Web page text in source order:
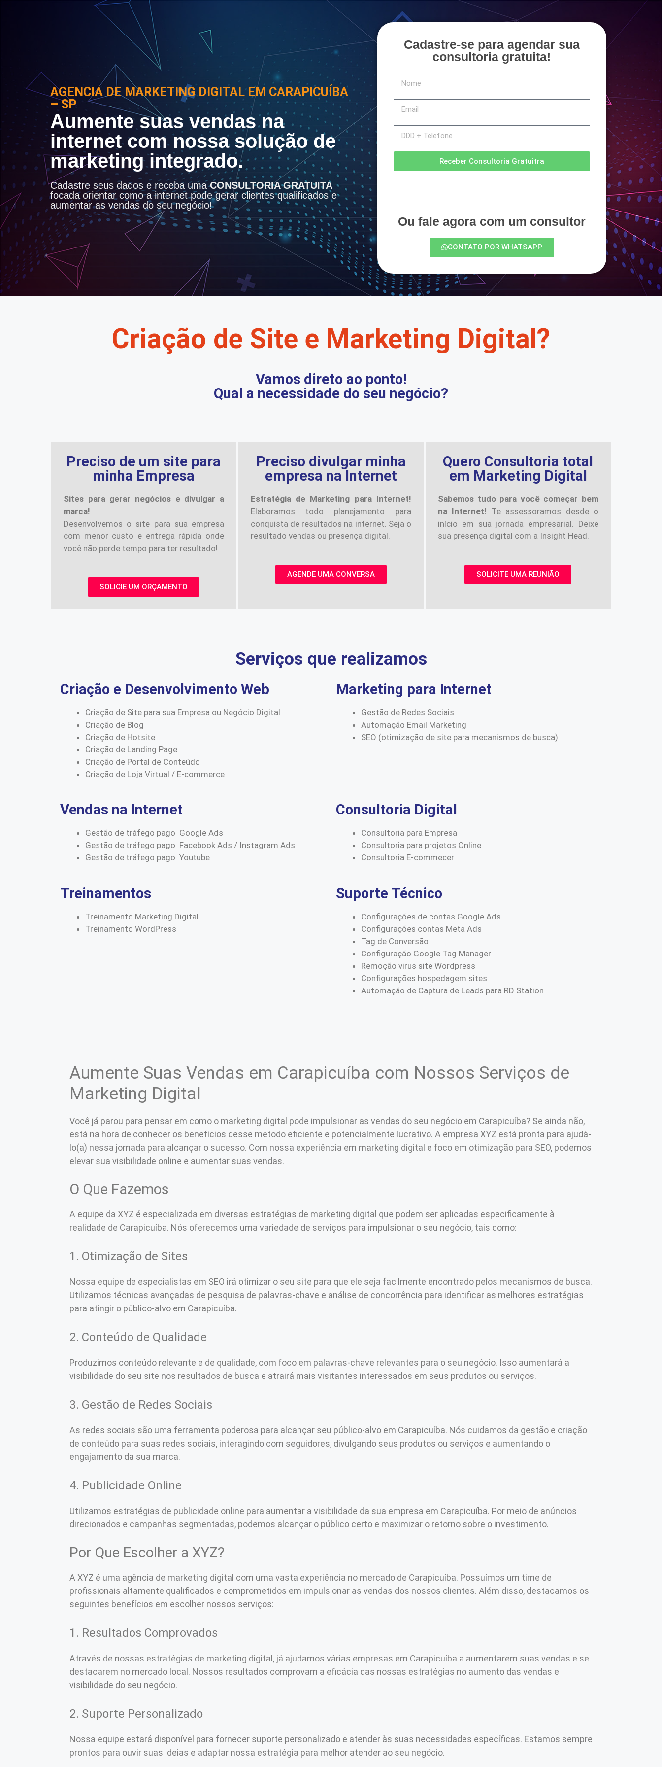
AGENCIA DE MARKETING DIGITAL EM CARAPICUÍBA
– SP
Aumente suas vendas na
internet com nossa solução de
marketing integrado.
Cadastre seus dados e receba umaCONSULTORIA GRATUITA
focada orientar como a internet pode gerar clientes qualificados e
aumentar as vendas do seu negócio!
Cadastre-se para agendar sua
consultoria gratuita!
Receber Consultoria Gratuitra
Ou fale agora com um consultor
CONTATO POR WHATSAPP
Criação de Site e Marketing Digital?
Vamos direto ao ponto!
Qual a necessidade do seu negócio?
Preciso de um site para
minha Empresa
Sites para gerar negócios e divulgar a
marca!
Desenvolvemos o site para sua empresa
com menor custo e entrega rápida onde
você não perde tempo para ter resultado!
SOLICIE UM ORÇAMENTO
Preciso divulgar minha
empresa na Internet
Estratégia de Marketing para Internet!
Elaboramos todo planejamento para
conquista de resultados na internet. Seja o
resultado vendas ou presença digital.
AGENDE UMA CONVERSA
Quero Consultoria total
em Marketing Digital
Sabemos tudo para você começar bem
na Internet! Te assessoramos desde o
início em sua jornada empresarial. Deixe
sua presença digital com a Insight Head.
SOLICITE UMA REUNIÃO
Serviços que realizamos
Criação e Desenvolvimento Web
Criação de Site para sua Empresa ou Negócio Digital
Criação de Blog
Criação de Hotsite
Criação de Landing Page
Criação de Portal de Conteúdo
Criação de Loja Virtual / E-commerce
Marketing para Internet
Gestão de Redes Sociais
Automação Email Marketing
SEO (otimização de site para mecanismos de busca)
Vendas na Internet
Gestão de tráfego pago Google Ads
Gestão de tráfego pago Facebook Ads / Instagram Ads
Gestão de tráfego pago Youtube
Consultoria Digital
Consultoria para Empresa
Consultoria para projetos Online
Consultoria E-commecer
Treinamentos
Treinamento Marketing Digital
Treinamento WordPress
Suporte Técnico
Configurações de contas Google Ads
Configurações contas Meta Ads
Tag de Conversão
Configuração Google Tag Manager
Remoção virus site Wordpress
Configurações hospedagem sites
Automação de Captura de Leads para RD Station
Aumente Suas Vendas em Carapicuíba com Nossos Serviços de
Marketing Digital
Você já parou para pensar em como o marketing digital pode impulsionar as vendas do seu negócio em Carapicuíba? Se ainda não,
está na hora de conhecer os benefícios desse método eficiente e potencialmente lucrativo. A empresa XYZ está pronta para ajudá-
lo(a) nessa jornada para alcançar o sucesso. Com nossa experiência em marketing digital e foco em otimização para SEO, podemos
elevar sua visibilidade online e aumentar suas vendas.
O Que Fazemos
A equipe da XYZ é especializada em diversas estratégias de marketing digital que podem ser aplicadas especificamente à
realidade de Carapicuíba. Nós oferecemos uma variedade de serviços para impulsionar o seu negócio, tais como:
1. Otimização de Sites
Nossa equipe de especialistas em SEO irá otimizar o seu site para que ele seja facilmente encontrado pelos mecanismos de busca.
Utilizamos técnicas avançadas de pesquisa de palavras-chave e análise de concorrência para identificar as melhores estratégias
para atingir o público-alvo em Carapicuíba.
2. Conteúdo de Qualidade
Produzimos conteúdo relevante e de qualidade, com foco em palavras-chave relevantes para o seu negócio. Isso aumentará a
visibilidade do seu site nos resultados de busca e atrairá mais visitantes interessados em seus produtos ou serviços.
3. Gestão de Redes Sociais
As redes sociais são uma ferramenta poderosa para alcançar seu público-alvo em Carapicuíba. Nós cuidamos da gestão e criação
de conteúdo para suas redes sociais, interagindo com seguidores, divulgando seus produtos ou serviços e aumentando o
engajamento da sua marca.
4. Publicidade Online
Utilizamos estratégias de publicidade online para aumentar a visibilidade da sua empresa em Carapicuíba. Por meio de anúncios
direcionados e campanhas segmentadas, podemos alcançar o público certo e maximizar o retorno sobre o investimento.
Por Que Escolher a XYZ?
A XYZ é uma agência de marketing digital com uma vasta experiência no mercado de Carapicuíba. Possuímos um time de
profissionais altamente qualificados e comprometidos em impulsionar as vendas dos nossos clientes. Além disso, destacamos os
seguintes benefícios em escolher nossos serviços:
1. Resultados Comprovados
Através de nossas estratégias de marketing digital, já ajudamos várias empresas em Carapicuíba a aumentarem suas vendas e se
destacarem no mercado local. Nossos resultados comprovam a eficácia das nossas estratégias no aumento das vendas e
visibilidade do seu negócio.
2. Suporte Personalizado
Nossa equipe estará disponível para fornecer suporte personalizado e atender às suas necessidades específicas. Estamos sempre
prontos para ouvir suas ideias e adaptar nossa estratégia para melhor atender ao seu negócio.